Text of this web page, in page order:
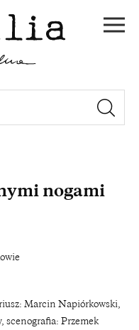
nogami
Marcin Napiórkowski,
scenografia: Przemek